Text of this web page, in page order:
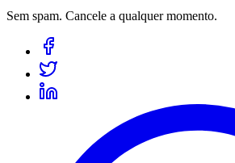
Sem spam. Cancele a qualquer momento.